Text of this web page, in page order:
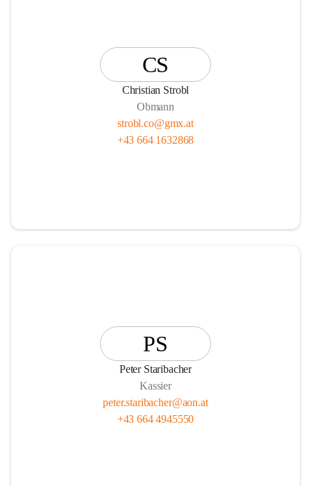
CS
Christian Strobl
Obmann
strobl.co@gmx.at
+43 664 1632868
PS
Peter Staribacher
Kassier
peter.staribacher@aon.at
+43 664 4945550